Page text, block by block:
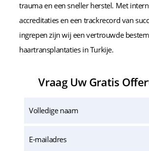
trauma en een sneller herstel. Met
accreditaties en een trackrecord van
ingrepen zijn wij een vertrouwde
haartransplantaties in Turkije.
Vraag Uw Gratis